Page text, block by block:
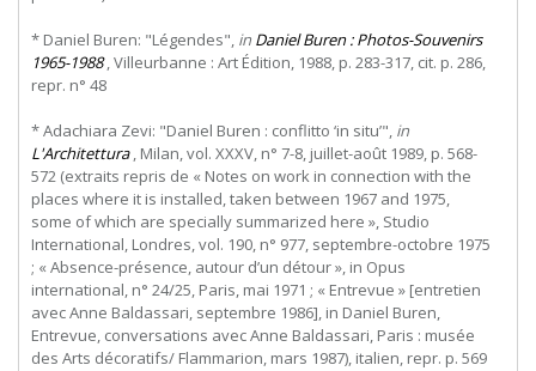
* Daniel Buren: "Légendes", in Daniel Buren : Photos-Souvenirs
1965-1988, Villeurbanne : Art Édition, 1988, p. 283-317, cit. p. 286,
repr. n° 48
* Adachiara Zevi: "Daniel Buren : conflitto ‘in situ’", in
L'Architettura, Milan, vol. XXXV, n° 7-8, juillet-août 1989, p. 568-
572 (extraits repris de « Notes on work in connection with the
places where it is installed, taken between 1967 and 1975,
some of which are specially summarized here », Studio
International, Londres, vol. 190, n° 977, septembre-octobre 1975
; « Absence-présence, autour d’un détour », in Opus
international, n° 24/25, Paris, mai 1971 ; « Entrevue » [entretien
avec Anne Baldassari, septembre 1986], in Daniel Buren,
Entrevue, conversations avec Anne Baldassari, Paris : musée
des Arts décoratifs/ Flammarion, mars 1987), italien, repr. p. 569